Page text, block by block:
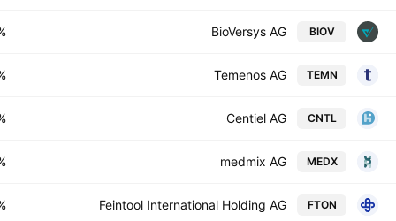
BIOV
BioVersys AG
TEMN
Temenos AG
CNTL
Centiel AG
MEDX
medmix AG
FTON
Feintool International Holding AG